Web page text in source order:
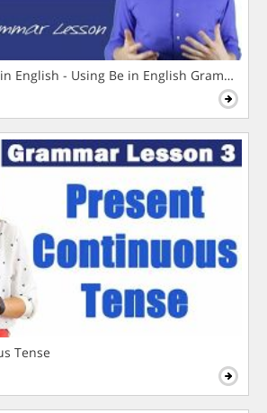
English - Using Be in English Grammar
Tense